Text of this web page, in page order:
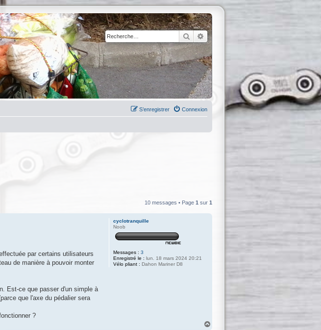
RechercherRecherche avancée
Connexion
S’enregistrer
10 messages • Page 1 sur 1
cyclotranquille
Noob
Messages : 3
Enregistré le : lun. 18 mars 2024 20:21
Vélo pliant : Dahon Mariner D8
par certains utilisateurs
de manière à pouvoir monter
Est-ce que passer d'un simple à
que l'axe du pédalier sera
?